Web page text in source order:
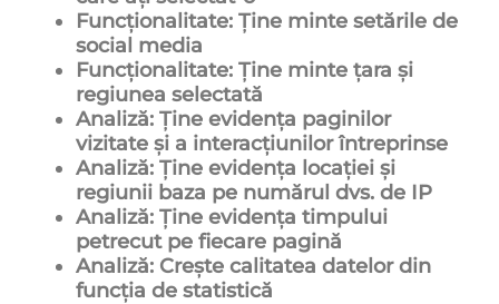
Funcționalitate: Ține minte setările de
social media
Funcționalitate: Ține minte țara și
regiunea selectată
Analiză: Ține evidența paginilor
vizitate și a interacțiunilor întreprinse
Analiză: Ține evidența locației și
regiunii baza pe numărul dvs. de IP
Analiză: Ține evidența timpului
petrecut pe fiecare pagină
Analiză: Crește calitatea datelor din
funcția de statistică